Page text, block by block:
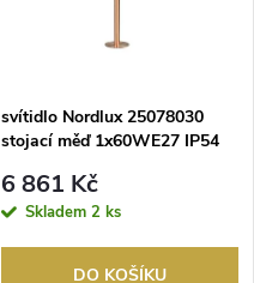
svítidlo Nordlux 25078030
stojací měď 1x60WE27 IP54
6 861 Kč
Skladem 2 ks
DO KOŠÍKU